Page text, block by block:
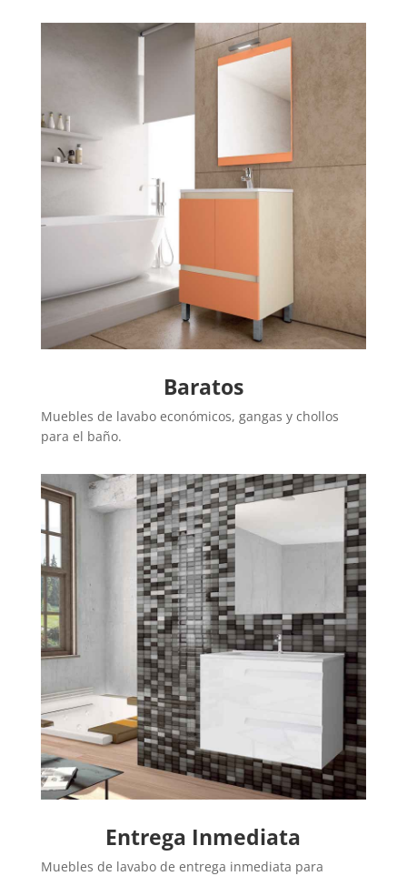
Baratos
Muebles de lavabo económicos, gangas y chollos
para el baño.
Entrega Inmediata
Muebles de lavabo de entrega inmediata para